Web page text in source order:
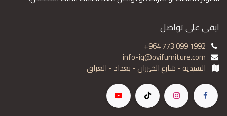
ابقى على تواصل
+964 773 099 1992
info-iq@ovifurniture.com
السيدية - شارع الخيزران - بغداد - العراق